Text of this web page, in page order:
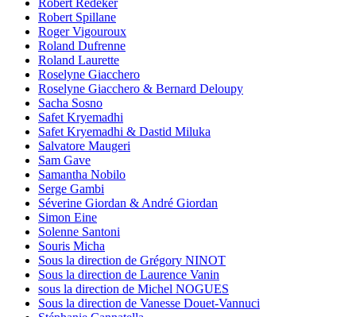
Robert Redeker
Robert Spillane
Roger Vigouroux
Roland Dufrenne
Roland Laurette
Roselyne Giacchero
Roselyne Giacchero & Bernard Deloupy
Sacha Sosno
Safet Kryemadhi
Safet Kryemadhi & Dastid Miluka
Salvatore Maugeri
Sam Gave
Samantha Nobilo
Serge Gambi
Séverine Giordan & André Giordan
Simon Eine
Solenne Santoni
Souris Micha
Sous la direction de Grégory NINOT
Sous la direction de Laurence Vanin
sous la direction de Michel NOGUES
Sous la direction de Vanesse Douet-Vannuci